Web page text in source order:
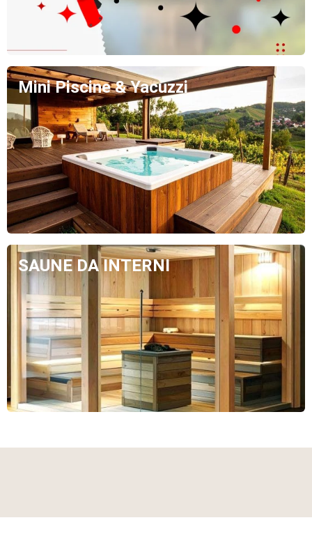
Mini Piscine & Yacuzzi
SAUNE DA INTERNI